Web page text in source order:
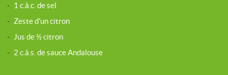
- 1 c.à.c. de sel
- Zeste d'un citron
- Jus de ½ citron
- 2 c.à.s. de sauce Andalouse